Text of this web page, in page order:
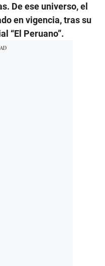
De ese universo, el
en vigencia, tras su
“El Peruano”.